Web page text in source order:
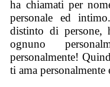
ha chiamati per
personale ed
distinto di persone,
ognuno
personalmente!
ti ama